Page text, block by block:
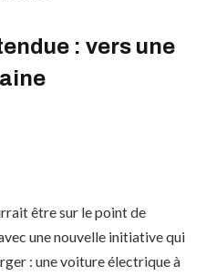
: vers une
être sur le point de
une nouvelle initiative qui
: une voiture électrique à